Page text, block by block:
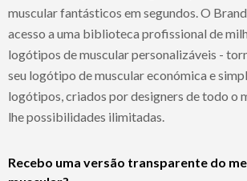
muscular fantásticos em segundos. O
acesso a uma biblioteca profissional de
logótipos de muscular personalizáveis -
seu logótipo de muscular económica e
logótipos, criados por designers de todo o
lhe possibilidades ilimitadas.
Recebo uma versão transparente do